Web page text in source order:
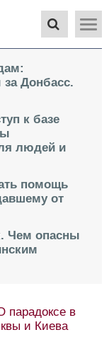
Донбасс.
к базе
людей и
помощь
от
Чем опасны
парадоксе в
и Киева